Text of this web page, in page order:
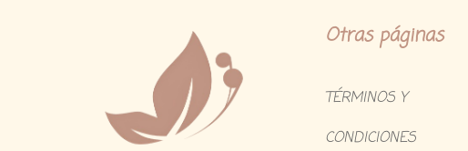
Otras páginas
TÉRMINOS Y
CONDICIONES